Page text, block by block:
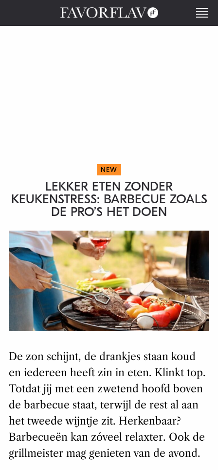
NEW
LEKKER ETEN ZONDER
KEUKENSTRESS: BARBECUE ZOALS
DE PRO’S HET DOEN
De zon schijnt, de drankjes staan koud
en iedereen heeft zin in eten. Klinkt top.
Totdat jij met een zwetend hoofd boven
de barbecue staat, terwijl de rest al aan
het tweede wijntje zit. Herkenbaar?
Barbecueën kan zóveel relaxter. Ook de
grillmeister mag genieten van de avond.